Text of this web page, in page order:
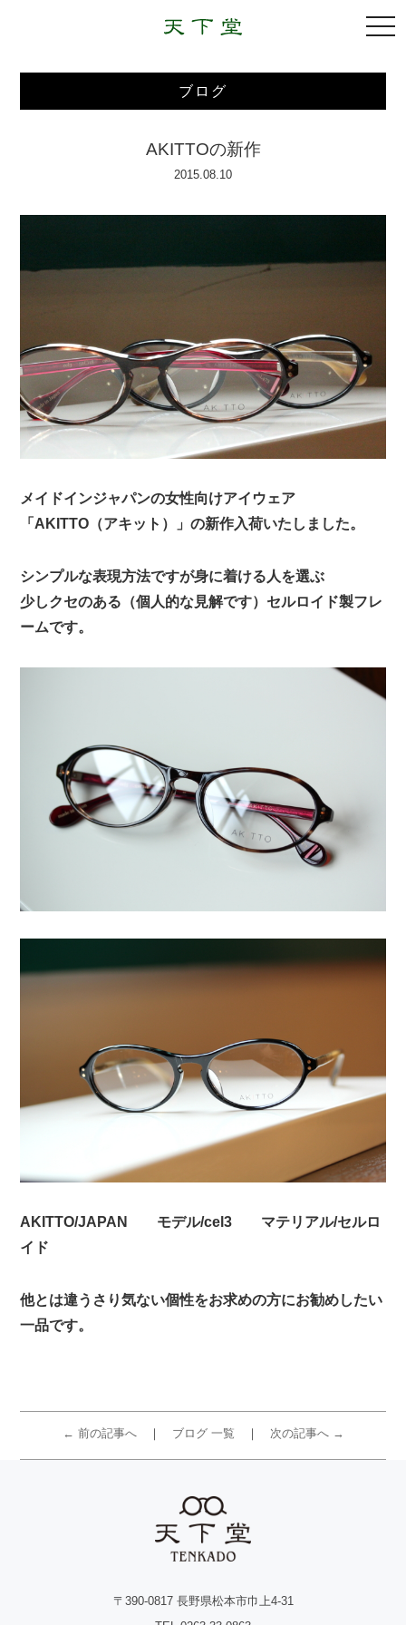
ブログ
AKITTOの新作
2015.08.10
メイドインジャパンの女性向けアイウェア
「AKITTO（アキット）」の新作入荷いたしました。
シンプルな表現方法ですが身に着ける人を選ぶ
少しクセのある（個人的な見解です）セルロイド製フレ
ームです。
AKITTO/JAPAN モデル/cel3 マテリアル/セルロ
イド
他とは違うさり気ない個性をお求めの方にお勧めしたい
一品です。
← 前の記事へ ブログ 一覧 次の記事へ →
〒390-0817 長野県松本市巾上4-31